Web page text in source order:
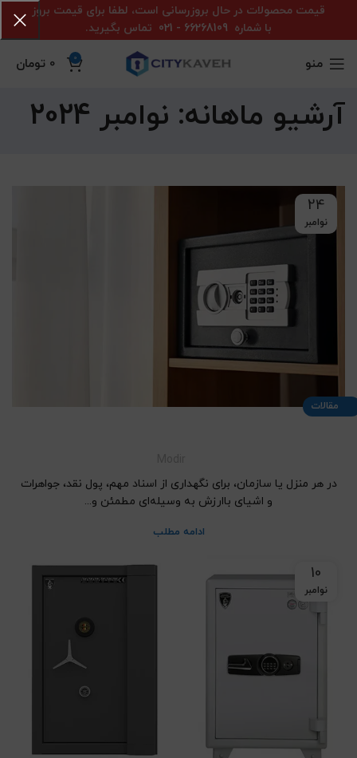
منو 0
0 تومان
آرشیو ماهانه: نوامبر 2024
24
نوامبر
مقالات
در هر منزل یا سازمان، برای نگهداری از اسناد مهم، پول نقد، جواهرات
و اشیای باارزش به وسیله‌ای مطمئن و...
ادامه مطلب
10
نوامبر
قیمت محصولات در حال بروزرسانی است، لطفا برای قیمت بروز
با شماره 66268109 - 021 تماس بگیرید.